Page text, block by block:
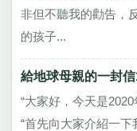
非但不聽我的勸告，
的孩子...
給地球母親的一封
“大家好，今天是
“首先向大家介紹一